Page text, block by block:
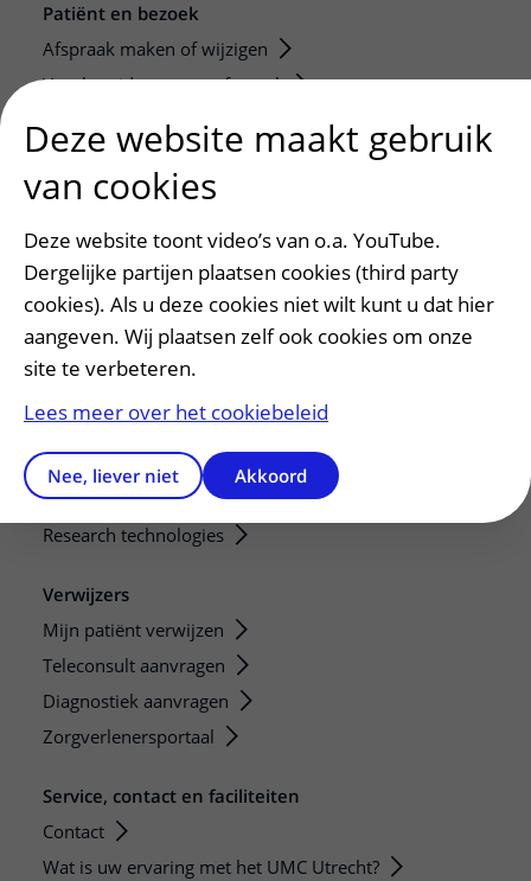
Patiënt en bezoek
Afspraak maken of wijzigen
Voorbereiden op uw afspraak
Wijzigen patiëntgegevens
Opvragen kopie dossier
Bezoektijden
Onderwijs en onderzoek
Onze opleidingen
De Nieuwe Utrechtse School
Stage en opleidingsplaatsen
Strategic programs
Research groups
Researchers
Research technologies
Verwijzers
Mijn patiënt verwijzen
Teleconsult aanvragen
Diagnostiek aanvragen
Zorgverlenersportaal
Service, contact en faciliteiten
Contact
Wat is uw ervaring met het UMC Utrecht?
Deze website maakt gebruik
van cookies
Deze website toont video’s van o.a. YouTube.
Dergelijke partijen plaatsen cookies (third party
cookies). Als u deze cookies niet wilt kunt u dat hier
aangeven. Wij plaatsen zelf ook cookies om onze
site te verbeteren.
Lees meer over het cookiebeleid
Nee, liever niet Akkoord